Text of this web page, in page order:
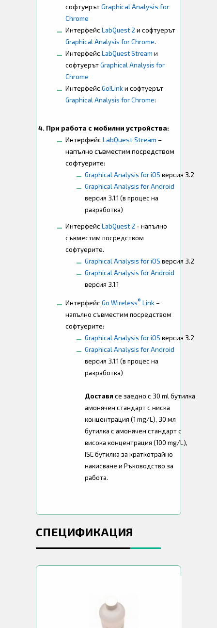
софтуерътGraphical Analysis for
Chrome
Интерфейс LabQuest 2 и софтуерът
Graphical Analysis for Chrome.
Интерфейс LabQuest Stream и
софтуерътGraphical Analysis for
Chrome
Интерфейс Go!Link и софтуерът
Graphical Analysis for Chrome:
При работа с мобилни устройства:
ИнтерфейсLabQuest Stream –
напълно съвместим посредством
софтуерите:
Graphical Analysis foriOS версия 3.2
Graphical Analysis for Android
версия 3.1.1 (в процес на
разработка)
Интерфейс LabQuest 2 - напълно
съвместим посредством
софтуерите.
Graphical Analysis for iOS версия 3.2
Graphical Analysis for Android
версия 3.1.1
Интерфейс Go Wireless® Link –
напълно съвместим посредством
софтуерите:
Graphical Analysis for iOS версия 3.2
Graphical Analysis for Android
версия 3.1.1 (в процес на
разработка)
Доставя се заедно с 30 ml бутилка
амонячен стандарт с ниска
концентрация (1 mg/L), 30 мл
бутилка с амонячен стандарт с
висока концентрация (100 mg/L),
ISE бутилка за краткотрайно
накисване и Ръководство за
работа.
СПЕЦИФИКАЦИЯ